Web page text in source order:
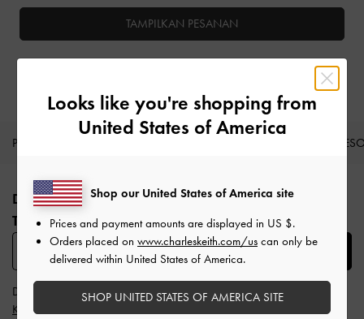
TAMPILKAN PESANAN
PRODUK BARU
Site footer
DAFTAR UNTUK MENDAPATKAN INFO FASHION
TERBARU​
SUBSCRIBE
Dengan berlangganan, Anda menyetujui Syarat & Ketentuan
Kebijakan Privasi
Looks like you're shopping from
United States of America
Shop our United States of America site
Prices and payment amounts are displayed in US $.
Orders placed on www.charleskeith.com/us can only be
delivered within United States of America.
SHOP UNITED STATES OF AMERICA SITE